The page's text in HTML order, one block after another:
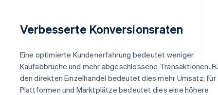
Verbesserte Konversionsraten
Eine optimierte Kundenerfahrung bedeutet weniger
Kaufabbrüche und mehr abgeschlossene Transaktionen.
den direkten Einzelhandel bedeutet dies mehr Umsatz; für
Plattformen und Marktplätze bedeutet dies eine höhere